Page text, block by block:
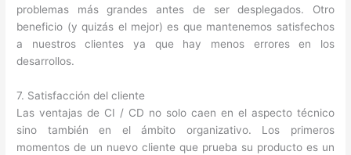
problemas más grandes antes de ser desplegados. Otro
beneficio (y quizás el mejor) es que mantenemos satisfechos
a nuestros clientes ya que hay menos errores en los
desarrollos.
7. Satisfacción del cliente
Las ventajas de CI / CD no solo caen en el aspecto técnico
sino también en el ámbito organizativo. Los primeros
momentos de un nuevo cliente que prueba su producto es un